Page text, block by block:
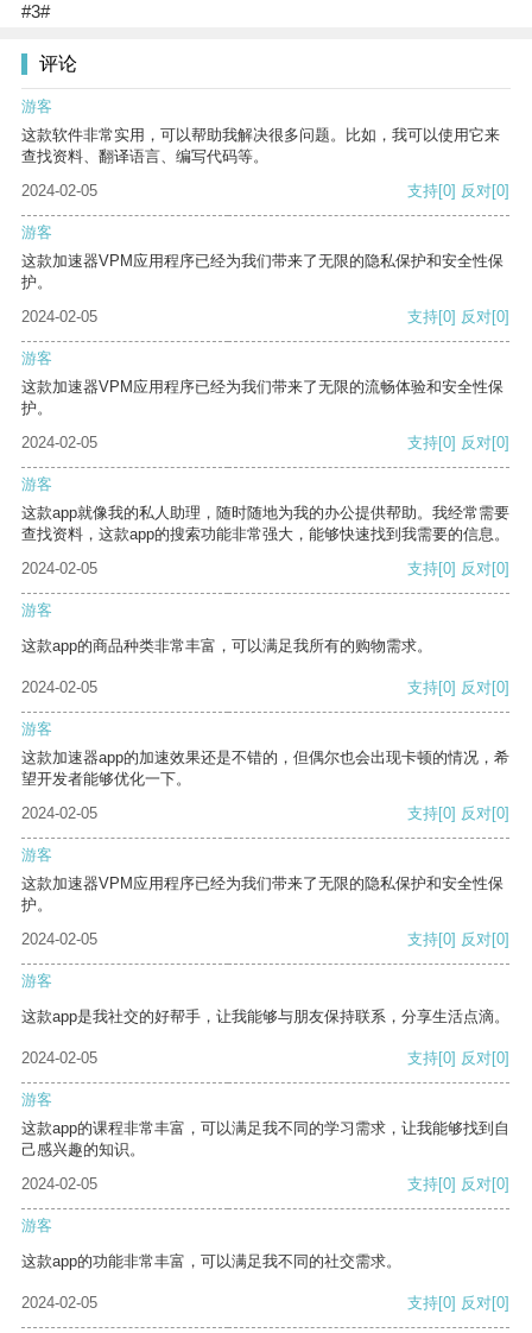
#3#
评论
游客
这款软件非常实用，可以帮助我解决很多问题。比如，我可以使用它来
查找资料、翻译语言、编写代码等。
2024-02-05
支持[0] 反对[0]
游客
这款加速器VPM应用程序已经为我们带来了无限的隐私保护和安全性保
护。
2024-02-05
支持[0] 反对[0]
游客
这款加速器VPM应用程序已经为我们带来了无限的流畅体验和安全性保
护。
2024-02-05
支持[0] 反对[0]
游客
这款app就像我的私人助理，随时随地为我的办公提供帮助。我经常需要
查找资料，这款app的搜索功能非常强大，能够快速找到我需要的信息。
2024-02-05
支持[0] 反对[0]
游客
这款app的商品种类非常丰富，可以满足我所有的购物需求。
2024-02-05 支持[0] 反对[0]
游客
这款加速器app的加速效果还是不错的，但偶尔也会出现卡顿的情况，希
望开发者能够优化一下。
2024-02-05
支持[0] 反对[0]
游客
这款加速器VPM应用程序已经为我们带来了无限的隐私保护和安全性保
护。
2024-02-05
支持[0] 反对[0]
游客
这款app是我社交的好帮手，让我能够与朋友保持联系，分享生活点滴。
2024-02-05 支持[0] 反对[0]
游客
这款app的课程非常丰富，可以满足我不同的学习需求，让我能够找到自
己感兴趣的知识。
2024-02-05
支持[0] 反对[0]
游客
这款app的功能非常丰富，可以满足我不同的社交需求。
2024-02-05 支持[0] 反对[0]